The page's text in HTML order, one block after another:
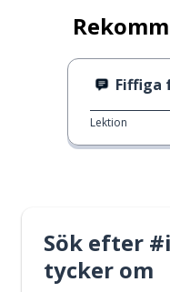
Fiffiga
Lektion
Sök efter
tycker om